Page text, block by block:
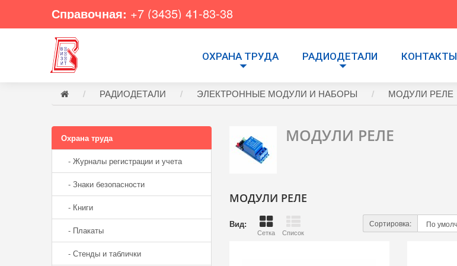
Справочная: +7 (3435) 41-83-38
ОХРАНА ТРУДА РАДИОДЕТАЛИ КОНТАКТЫ
РАДИОДЕТАЛИ ЭЛЕКТРОННЫЕ МОДУЛИ И НАБОРЫ МОДУЛИ РЕЛЕ
Охрана труда
- Журналы регистрации и учета
- Знаки безопасности
- Книги
- Плакаты
- Стенды и таблички
МОДУЛИ РЕЛЕ
МОДУЛИ РЕЛЕ
Вид:
Сетка Список
Сортировка: